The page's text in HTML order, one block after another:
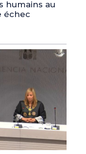
humains au
échec